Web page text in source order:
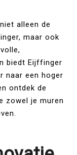
alleen de
maar ook
biedt Eijffinger
naar een hoger
ontdek de
zowel je muren